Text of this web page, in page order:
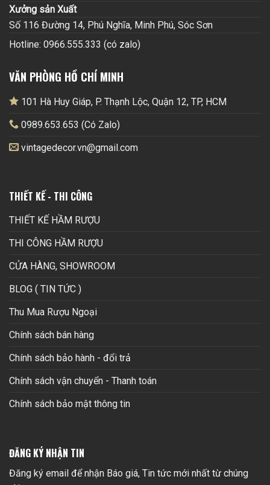
Xưởng sản Xuất
Số 116 Đường 14, Phú Nghĩa, Minh Phú, Sóc Sơn
Hotline: 0966.555.333 (có zalo)
VĂN PHÒNG HỒ CHÍ MINH
101 Hà Huy Giáp, P. Thạnh Lộc, Quận 12, TP, HCM
0989.653.653 (Có Zalo)
vintagedecor.vn@gmail.com
THIẾT KẾ - THI CÔNG
THIẾT KẾ HẦM RƯỢU
THI CÔNG HẦM RƯỢU
CỬA HÀNG, SHOWROOM
BLOG ( TIN TỨC )
Thu Mua Rượu Ngoại
Chính sách bán hàng
Chính sách bảo hành - đổi trả
Chính sách vận chuyển - Thanh toán
Chính sách bảo mật thông tin
ĐĂNG KÝ NHẬN TIN
Đăng ký email để nhận Báo giá, Tin tức mới nhất từ chúng